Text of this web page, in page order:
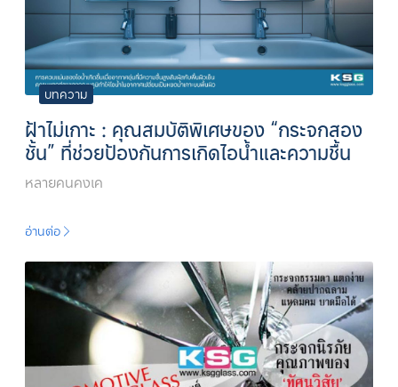
บทความ
ฝ้าไม่เกาะ : คุณสมบัติพิเศษของ “กระจกสอง
ชั้น” ที่ช่วยป้องกันการเกิดไอน้ำและความชื้น
หลายคนคงเค
อ่านต่อ